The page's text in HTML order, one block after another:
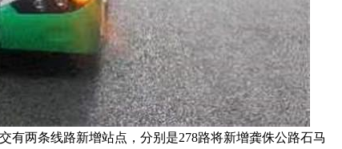
有两条线路新增站点，分别是278路将新增龚侏公路石马